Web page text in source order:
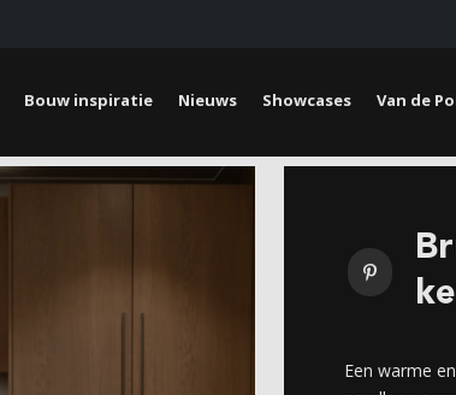
Bouw inspiratie Nieuws Showcases Van de
Een warme